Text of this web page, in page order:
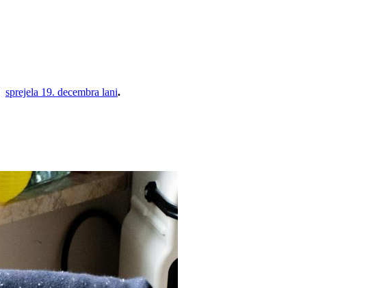
sprejela 19. decembra lani.